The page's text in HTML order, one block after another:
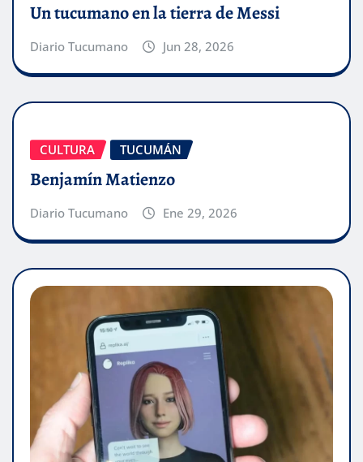
Un tucumano en la tierra de Messi
Diario Tucumano Jun 28, 2026
CULTURA TUCUMÁN
Benjamín Matienzo
Diario Tucumano Ene 29, 2026